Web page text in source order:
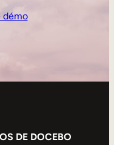
démo
DE DOCEBO